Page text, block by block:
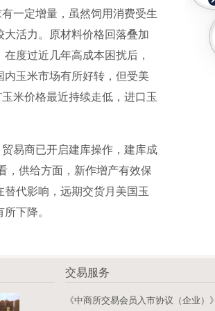
一定增量，虽然饲用消费受生
活力。原材料价格回落叠加
度过近几年高成本困扰后，
玉米市场有所好转，但受美
米价格最近持续走低，进口玉
易商已开启建库操作，建库成
，供给方面，新作增产有效保
代影响，远期交货月美国玉
下降。
交易服务
《中商所交易会员入市协议（企业）》